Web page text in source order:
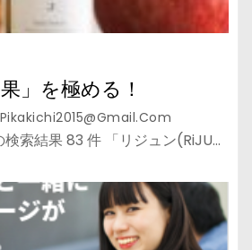
」を極める！
Pikakichi2015@gmail.com
検索結果 83 件 「リジュン(RiJU…